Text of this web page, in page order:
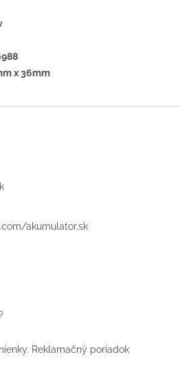
x 36mm
akumulator.sk
Reklamačný poriadok